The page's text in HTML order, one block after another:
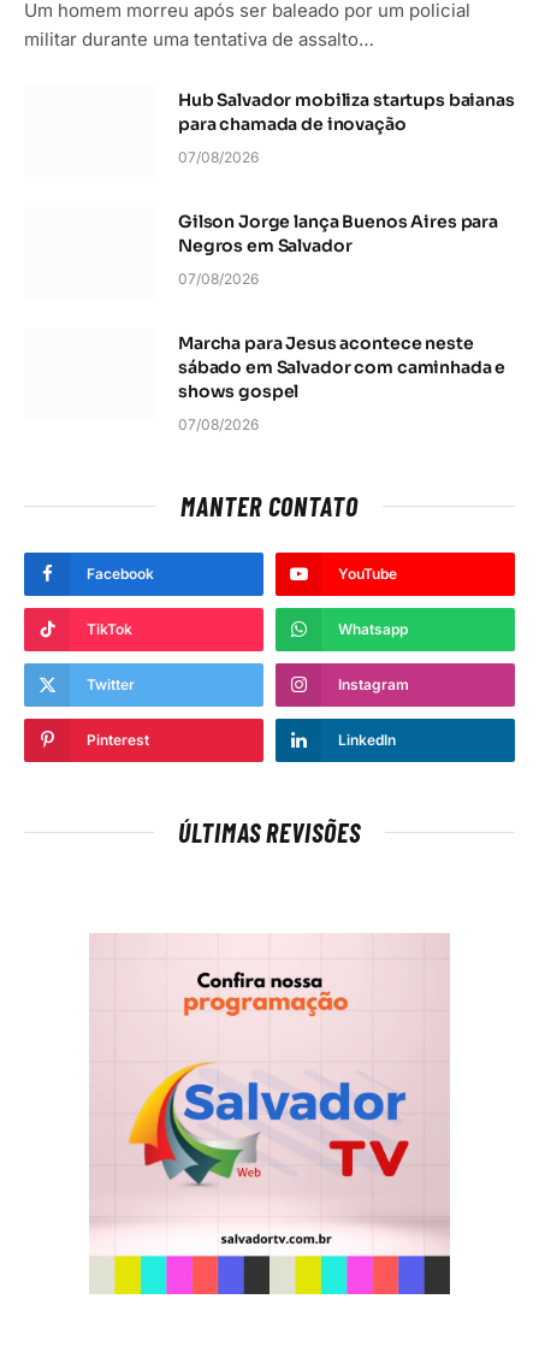
Um homem morreu após ser baleado por um policial
militar durante uma tentativa de assalto…
Hub Salvador mobiliza startups baianas
para chamada de inovação
07/08/2026
Gilson Jorge lança Buenos Aires para
Negros em Salvador
07/08/2026
Marcha para Jesus acontece neste
sábado em Salvador com caminhada e
shows gospel
07/08/2026
MANTER CONTATO
Facebook YouTube
TikTok Whatsapp
Twitter Instagram
Pinterest LinkedIn
ÚLTIMAS REVISÕES